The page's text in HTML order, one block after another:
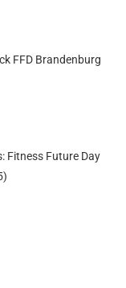
FFD Brandenburg
Fitness Future Day